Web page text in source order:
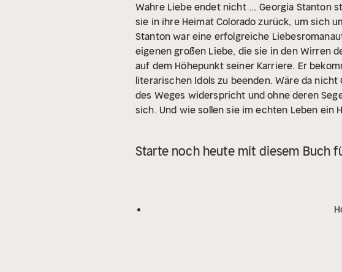
Wahre Liebe endet nicht ... Georgia Stanton
sie in ihre Heimat Colorado zurück, um sich
Stanton war eine erfolgreiche
eigenen großen Liebe, die sie in den Wirren
auf dem Höhepunkt seiner Karriere. Er
literarischen Idols zu beenden. Wäre da
des Weges widerspricht und ohne deren
sich. Und wie sollen sie im echten Leben ein
Starte noch heute mit diesem Buch